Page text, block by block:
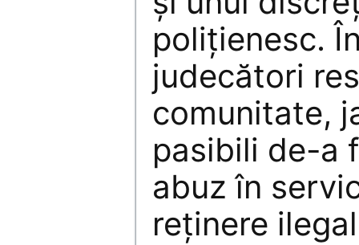
poliţienesc.
judecători
comunitate,
pasibili de-a
abuz în
reţinere